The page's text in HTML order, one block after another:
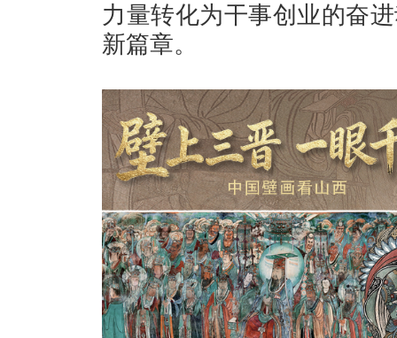
力量转化为干事创业的奋
新篇章。